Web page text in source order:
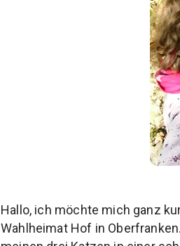
Hallo, ich möchte mich ganz
Wahlheimat Hof in